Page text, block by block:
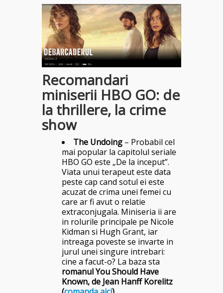
Recomandari
miniserii HBO GO: de
la thrillere, la crime
show
The Undoing – Probabil cel
mai popular la capitolul seriale
HBO GO este „De la inceput”.
Viata unui terapeut este data
peste cap cand sotul ei este
acuzat de crima unei femei cu
care ar fi avut o relatie
extraconjugala. Miniseria ii are
in rolurile principale pe Nicole
Kidman si Hugh Grant, iar
intreaga poveste se invarte in
jurul unei singure intrebari:
cine a facut-o? La baza sta
romanul You Should Have
Known, de Jean Hanff Korelitz